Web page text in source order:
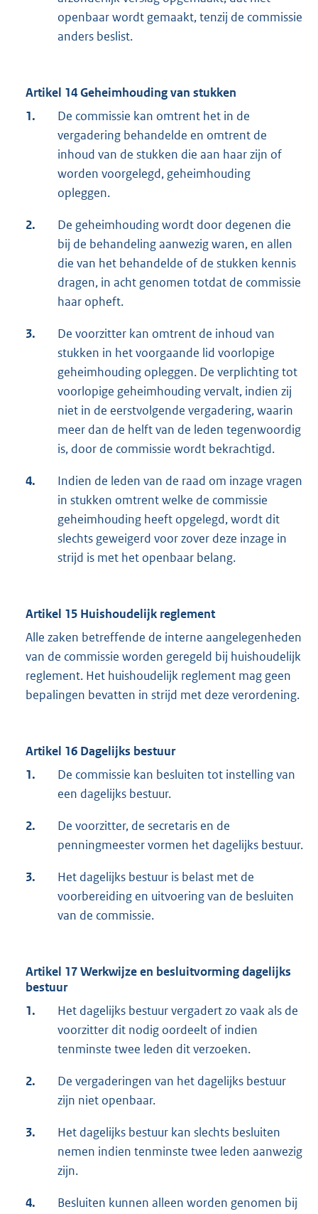
openbaar wordt gemaakt, tenzij de commissie
anders beslist.
Artikel 14 Geheimhouding van stukken
1.
De commissie kan omtrent het in de
vergadering behandelde en omtrent de
inhoud van de stukken die aan haar zijn of
worden voorgelegd, geheimhouding
opleggen.
2.
De geheimhouding wordt door degenen die
bij de behandeling aanwezig waren, en allen
die van het behandelde of de stukken kennis
dragen, in acht genomen totdat de commissie
haar opheft.
3.
De voorzitter kan omtrent de inhoud van
stukken in het voorgaande lid voorlopige
geheimhouding opleggen. De verplichting tot
voorlopige geheimhouding vervalt, indien zij
niet in de eerstvolgende vergadering, waarin
meer dan de helft van de leden tegenwoordig
is, door de commissie wordt bekrachtigd.
4.
Indien de leden van de raad om inzage vragen
in stukken omtrent welke de commissie
geheimhouding heeft opgelegd, wordt dit
slechts geweigerd voor zover deze inzage in
strijd is met het openbaar belang.
Artikel 15 Huishoudelijk reglement
Alle zaken betreffende de interne aangelegenheden
van de commissie worden geregeld bij huishoudelijk
reglement. Het huishoudelijk reglement mag geen
bepalingen bevatten in strijd met deze verordening.
Artikel 16 Dagelijks bestuur
1.
De commissie kan besluiten tot instelling van
een dagelijks bestuur.
2.
De voorzitter, de secretaris en de
penningmeester vormen het dagelijks bestuur.
3.
Het dagelijks bestuur is belast met de
voorbereiding en uitvoering van de besluiten
van de commissie.
Artikel 17 Werkwijze en besluitvorming dagelijks
bestuur
1.
Het dagelijks bestuur vergadert zo vaak als de
voorzitter dit nodig oordeelt of indien
tenminste twee leden dit verzoeken.
2.
De vergaderingen van het dagelijks bestuur
zijn niet openbaar.
3.
Het dagelijks bestuur kan slechts besluiten
nemen indien tenminste twee leden aanwezig
zijn.
4.
Besluiten kunnen alleen worden genomen bij